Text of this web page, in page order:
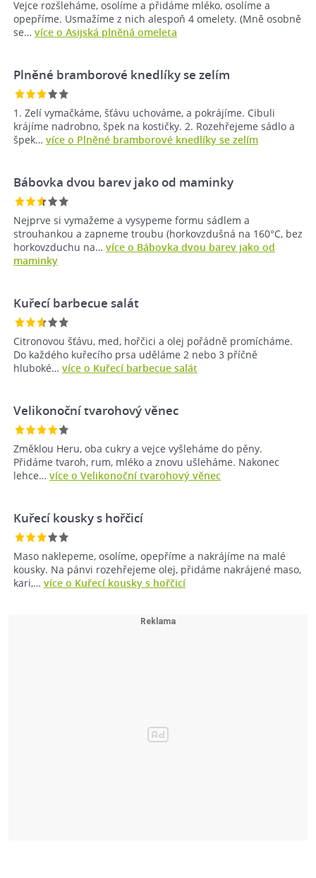
Vejce rozšleháme, osolíme a přidáme mléko, osolíme a
opepříme. Usmažíme z nich alespoň 4 omelety. (Mně osobně
se… více o Asijská plněná omeleta
Plněné bramborové knedlíky se zelím
1. Zelí vymačkáme, šťávu uchováme, a pokrájíme. Cibuli
krájíme nadrobno, špek na kostičky. 2. Rozehřejeme sádlo a
špek… více o Plněné bramborové knedlíky se zelím
Bábovka dvou barev jako od maminky
Nejprve si vymažeme a vysypeme formu sádlem a
strouhankou a zapneme troubu (horkovzdušná na 160°C, bez
horkovzduchu na… více o Bábovka dvou barev jako od
maminky
Kuřecí barbecue salát
Citronovou šťávu, med, hořčici a olej pořádně promícháme.
Do každého kuřecího prsa uděláme 2 nebo 3 příčně
hluboké… více o Kuřecí barbecue salát
Velikonoční tvarohový věnec
Změklou Heru, oba cukry a vejce vyšleháme do pěny.
Přidáme tvaroh, rum, mléko a znovu ušleháme. Nakonec
lehce… více o Velikonoční tvarohový věnec
Kuřecí kousky s hořčicí
Maso naklepeme, osolíme, opepříme a nakrájíme na malé
kousky. Na pánvi rozehřejeme olej, přidáme nakrájené maso,
kari,… více o Kuřecí kousky s hořčicí